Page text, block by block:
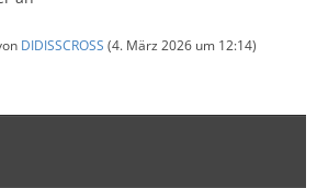
DIDISSCROSS (4. März 2026 um 12:14)